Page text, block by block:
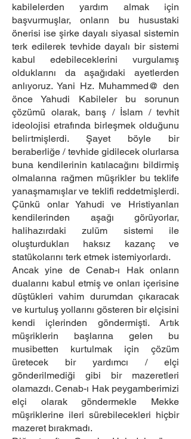
kabilelerden yardım almak için
başvurmuşlar, onların bu husustaki
önerisi ise şirke dayalı siyasal sistemin
terk edilerek tevhide dayalı bir sistemi
kabul edebileceklerini vurgulamış
olduklarını da aşağıdaki ayetlerden
anlıyoruz. Yani Hz. Muhammed@ den
önce Yahudi Kabileler bu sorunun
çözümü olarak, barış / İslam / tevhit
ideolojisi etrafında birleşmek olduğunu
belirtmişlerdi. Şayet böyle bir
beraberliğe / tevhide gidilecek olurlarsa
buna kendilerinin katılacağını bildirmiş
olmalarına rağmen müşrikler bu teklife
yanaşmamışlar ve teklifi reddetmişlerdi.
Çünkü onlar Yahudi ve Hristiyanları
kendilerinden aşağı görüyorlar,
halihazırdaki zulüm sistemi ile
oluşturdukları haksız kazanç ve
statükolarını terk etmek istemiyorlardı.
Ancak yine de Cenab-ı Hak onların
dualarını kabul etmiş ve onları içerisine
düştükleri vahim durumdan çıkaracak
ve kurtuluş yollarını gösteren bir elçisini
kendi içlerinden göndermişti. Artık
müşriklerin başlarına gelen bu
musibetten kurtulmak için çözüm
üretecek bir yardımcı / elçi
gönderilmediği gibi bir mazeretleri
olamazdı. Cenab-ı Hak peygamberimizi
elçi olarak göndermekle Mekke
müşriklerine ileri sürebilecekleri hiçbir
mazeret bırakmadı.